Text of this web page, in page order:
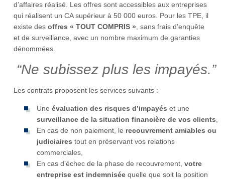
d’affaires réalisé. Les offres sont accessibles aux entreprises
qui réalisent un CA supérieur à 50 000 euros. Pour les TPE, il
existe des offres « TOUT COMPRIS » , sans frais d’enquête
et de surveillance, avec un nombre maximum de garanties
dénommées.
“Ne subissez plus les impayés‎.”
Les contrats proposent les services suivants :
Une évaluation des risques d’impayés et une
surveillance de la situation financière de vos clients
En cas de non paiement, le recouvrement amiables ou
judiciaires tout en préservant vos relations
commerciales,
En cas d’échec de la phase de recouvrement, votre
entreprise est indemnisée quelle que soit la position